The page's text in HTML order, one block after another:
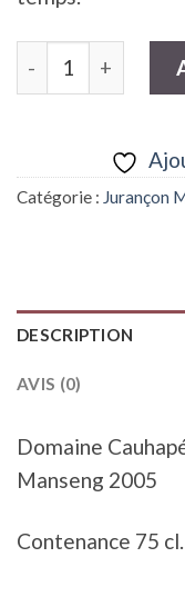
quantité de
Catégorie : Jurançon
DESCRIPTION
AVIS (0)
Domaine
Manseng 2005
Contenance 75 cl.